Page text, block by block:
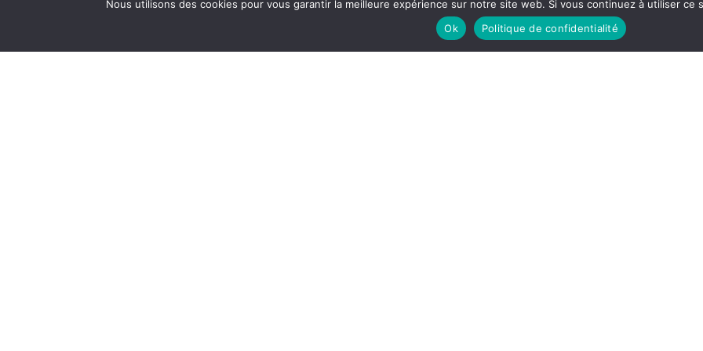
Repas à thème
Nous utilisons des cookies pour vous garantir la meilleure expérience sur notre site web. Si vous continuez à utiliser
Ok
Politique de confidentialité